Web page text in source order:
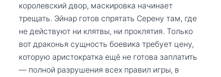
королевский двор, маскировка начинает
трещать. Эйнар готов спрятать Серену там, где
не действуют ни клятвы, ни проклятия. Только
вот драконья сущность боевика требует цену,
которую аристократка ещё не готова заплатить
— полной разрушения всех правил игры, в